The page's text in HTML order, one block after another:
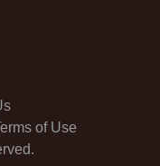
of Use